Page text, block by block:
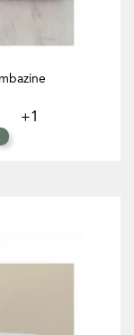
Eucalipto
+1